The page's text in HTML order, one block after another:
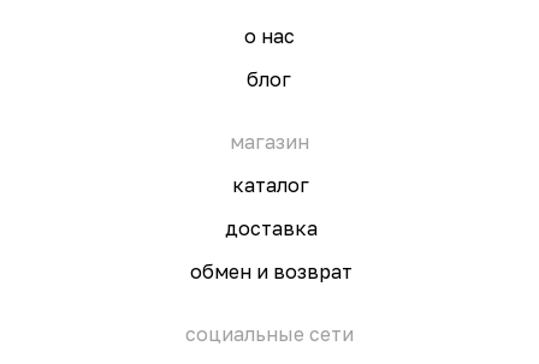
социальные сети
обмен и возврат
доставка
магазин
каталог
блог
о нас